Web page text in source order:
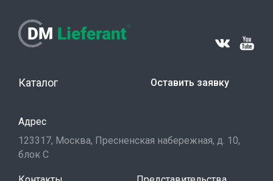
Каталог Оставить заявку
Адрес
123317, Москва, Пресненская набережная, д. 10,
блок С